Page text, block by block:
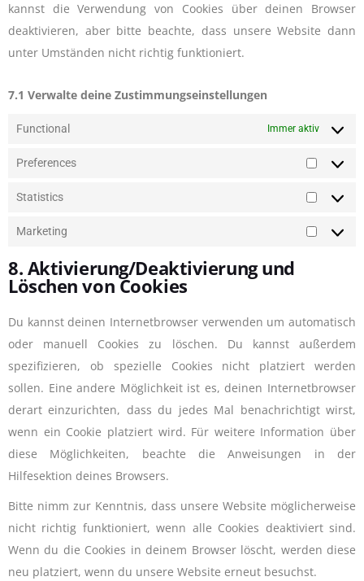
kannst die Verwendung von Cookies über deinen Browser
deaktivieren, aber bitte beachte, dass unsere Website dann
unter Umständen nicht richtig funktioniert.
7.1 Verwalte deine Zustimmungseinstellungen
Functional Immer aktiv
Preferences
Statistics
Marketing
8. Aktivierung/Deaktivierung und
Löschen von Cookies
Du kannst deinen Internetbrowser verwenden um automatisch
oder manuell Cookies zu löschen. Du kannst außerdem
spezifizieren, ob spezielle Cookies nicht platziert werden
sollen. Eine andere Möglichkeit ist es, deinen Internetbrowser
derart einzurichten, dass du jedes Mal benachrichtigt wirst,
wenn ein Cookie platziert wird. Für weitere Information über
diese Möglichkeiten, beachte die Anweisungen in der
Hilfesektion deines Browsers.
Bitte nimm zur Kenntnis, dass unsere Website möglicherweise
nicht richtig funktioniert, wenn alle Cookies deaktiviert sind.
Wenn du die Cookies in deinem Browser löscht, werden diese
neu platziert, wenn du unsere Website erneut besuchst.